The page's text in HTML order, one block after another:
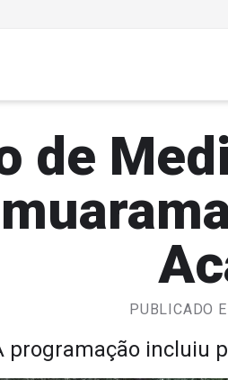
de
PUBLICADO
programação incluiu